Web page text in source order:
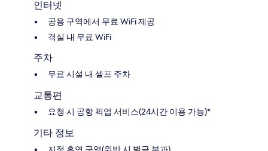
인터넷
공용 구역에서 무료 WiFi 제공
객실 내 무료 WiFi
주차
무료 시설 내 셀프 주차
교통편
요청 시 공항 픽업 서비스(24시간 이용 가능)*
기타 정보